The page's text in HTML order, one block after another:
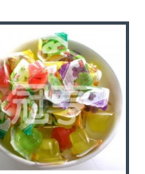
有效日期前90天以